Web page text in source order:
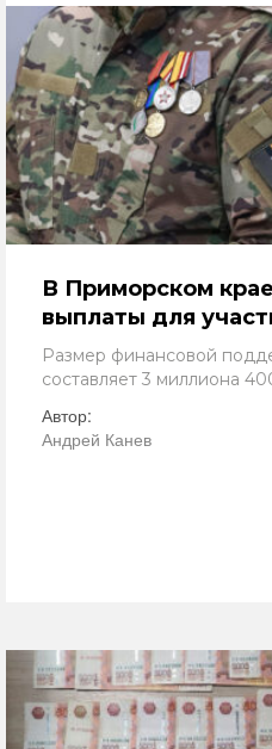
В Приморском
выплаты для
Размер финансовой
составляет 3 миллиона
Автор:
Андрей Канев